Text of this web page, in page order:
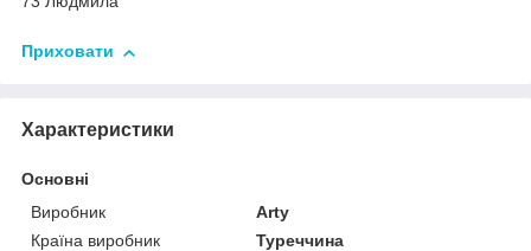
Приховати
Характеристики
Основні
Виробник
Arty
Країна виробник
Туреччина